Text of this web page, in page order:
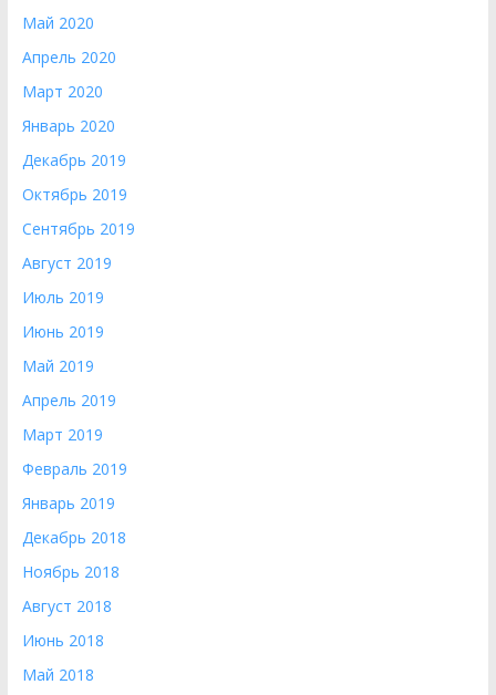
Май 2020
Апрель 2020
Март 2020
Январь 2020
Декабрь 2019
Октябрь 2019
Сентябрь 2019
Август 2019
Июль 2019
Июнь 2019
Май 2019
Апрель 2019
Март 2019
Февраль 2019
Январь 2019
Декабрь 2018
Ноябрь 2018
Август 2018
Июнь 2018
Май 2018